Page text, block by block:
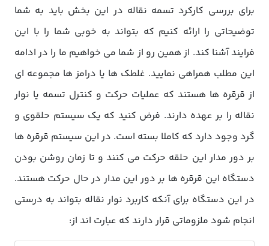
برای بررسی کارکرد تسمه نقاله در این بخش باید به شما
توضیحاتی را ارائه کنیم که بتواند به خوبی شما را با این
فرایند آشنا کند. از همین رو از شما می خواهیم ما را در ادامه
این مطلب همراهی نمایید. غلطک ها یا درامز ها مجموعه ای
از قرقره ها هستند که عملیات حرکت و کنترل تسمه یا نوار
نقاله را بر عهده دارند. فرض کنید که یک سیستم حلقوی و
گرد وجود دارد که کاملا بسته است. در این سیستم قرقره ها
بر دور مدار این حلقه حرکت می کنند و تا زمان روشن بودن
دستگاه این قرقره ها بر دور این مدار در حال حرکت هستند.
در این دستگاه برای آنکه کاربرد نوار نقاله بتواند به درستی
انجام شود ملزوماتی قرار دارند که عبارت اند از: